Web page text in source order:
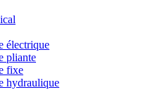
électrique
pliante
fixe
hydraulique